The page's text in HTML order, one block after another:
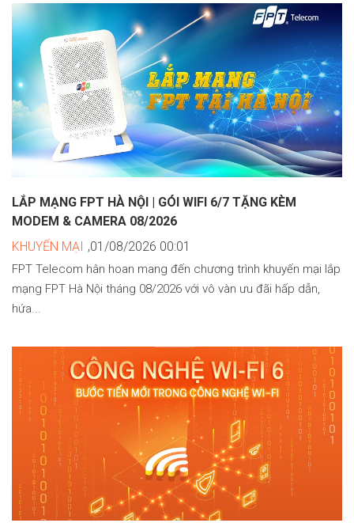
LẮP MẠNG FPT HÀ NỘI | GÓI WIFI 6/7 TẶNG KÈM
MODEM & CAMERA 08/2026
KHUYẾN MẠI ,01/08/2026 00:01
FPT Telecom hân hoan mang đến chương trình khuyến mại lắp
mạng FPT Hà Nội tháng 08/2026 với vô vàn ưu đãi hấp dẫn,
hứa...